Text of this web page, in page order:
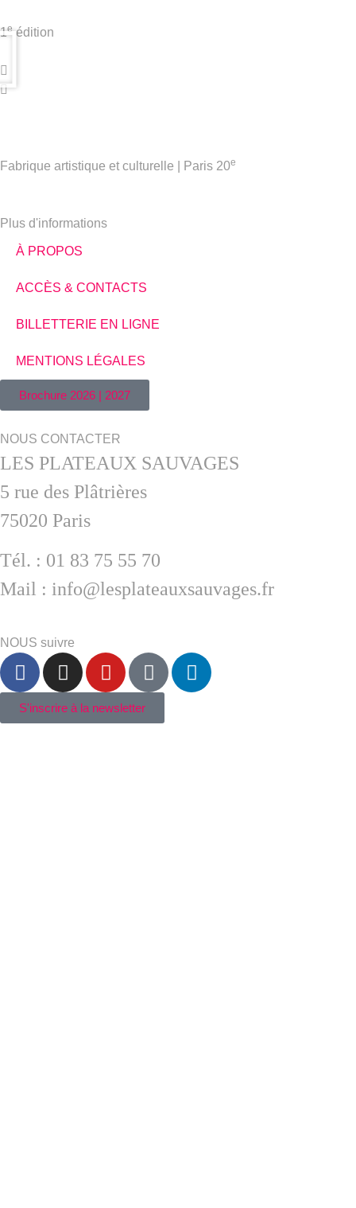
1eédition
Fabrique artistique et culturelle | Paris 20e
Plus d'informations
À PROPOS
ACCÈS & CONTACTS
BILLETTERIE EN LIGNE
MENTIONS LÉGALES
Brochure 2026 | 2027
NOUS CONTACTER
LES PLATEAUX SAUVAGES
5 rue des Plâtrières
75020 Paris
Tél. : 01 83 75 55 70
Mail : info@lesplateauxsauvages.fr
NOUS suivre
S'inscrire à la newsletter